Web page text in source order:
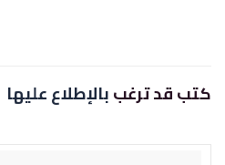
كتب قد ترغببالإطلاع عليها